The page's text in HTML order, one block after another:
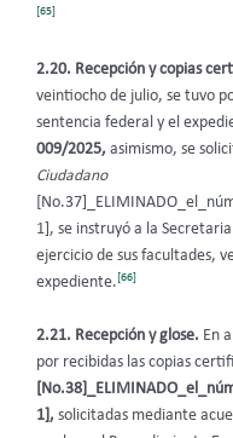
[65]
2.20. Recepción y copias
veintiocho de julio, se tuvo
sentencia federal y el
009/2025, asimismo, se
Ciudadano
1], se instruyó a la
ejercicio de sus facultades,
expediente.[66]
2.21. Recepción y glose. En
por recibidas las copias
1], solicitadas mediante